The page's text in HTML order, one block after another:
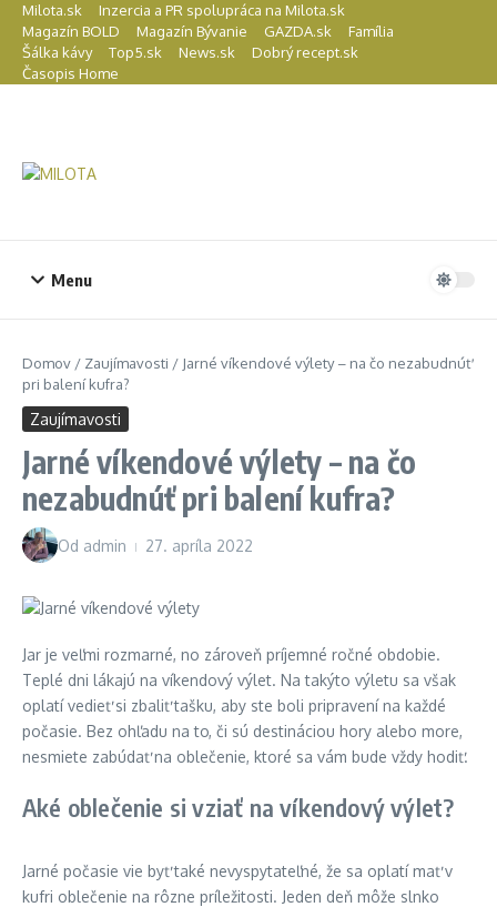
Preskočiť na obsah
Milota.sk
Inzercia a PR spolupráca na Milota.sk
Magazín BOLD
Magazín Bývanie GAZDA.sk
Família
Šálka kávy
Top5.sk News.sk
Dobrý recept.sk
Časopis Home
Menu
Domov / Zaujímavosti / Jarné víkendové výlety – na čo nezabudnúť
pri balení kufra?
Zaujímavosti
Jarné víkendové výlety – na čo
nezabudnúť pri balení kufra?
Od admin 27. apríla 2022
Jar je veľmi rozmarné, no zároveň príjemné ročné obdobie.
Teplé dni lákajú na víkendový výlet. Na takýto výletu sa však
oplatí vedieť si zbaliť tašku, aby ste boli pripravení na každé
počasie. Bez ohľadu na to, či sú destináciou hory alebo more,
nesmiete zabúdať na oblečenie, ktoré sa vám bude vždy hodiť.
Aké oblečenie si vziať na víkendový výlet?
Jarné počasie vie byť také nevyspytateľné, že sa oplatí mať v
kufri oblečenie na rôzne príležitosti. Jeden deň môže slnko